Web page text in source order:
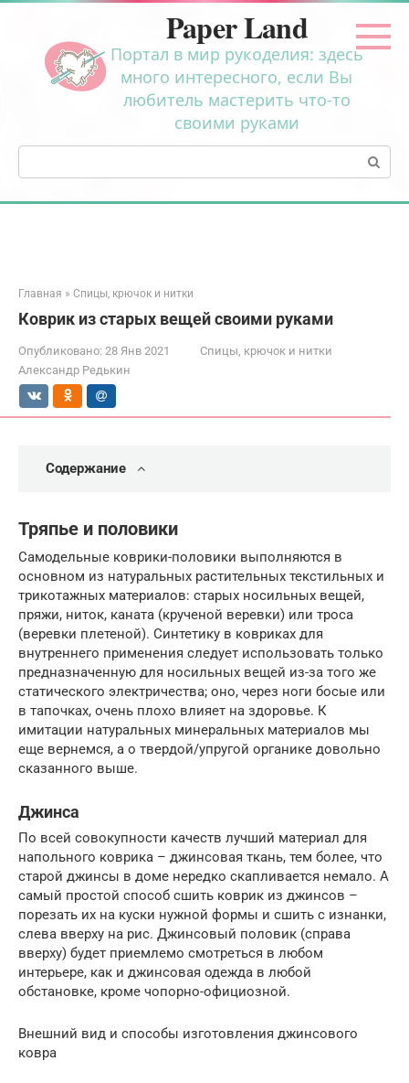
Перейти
контенту
Paper Land
Портал в мир рукоделия: здесь
много интересного, если Вы
любитель мастерить что-то
своими руками
Поиск:
Главная » Спицы, крючок и нитки
Коврик из старых вещей своими руками
Опубликовано: 28 Янв 2021
Спицы, крючок и нитки
Александр Редькин
Содержание
Тряпье и половики
Самодельные коврики-половики выполняются в
основном из натуральных растительных текстильных и
трикотажных материалов: старых носильных вещей,
пряжи, ниток, каната (крученой веревки) или троса
(веревки плетеной). Синтетику в ковриках для
внутреннего применения следует использовать только
предназначенную для носильных вещей из-за того же
статического электричества; оно, через ноги босые или
в тапочках, очень плохо влияет на здоровье. К
имитации натуральных минеральных материалов мы
еще вернемся, а о твердой/упругой органике довольно
сказанного выше.
Джинса
По всей совокупности качеств лучший материал для
напольного коврика – джинсовая ткань, тем более, что
старой джинсы в доме нередко скапливается немало. А
самый простой способ сшить коврик из джинсов –
порезать их на куски нужной формы и сшить с изнанки,
слева вверху на рис. Джинсовый половик (справа
вверху) будет приемлемо смотреться в любом
интерьере, как и джинсовая одежда в любой
обстановке, кроме чопорно-официозной.
Внешний вид и способы изготовления джинсового
ковра